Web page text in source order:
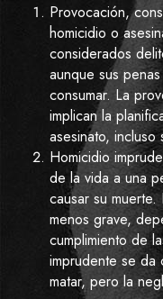
Provocación,
homicidio o
considerados
aunque sus
consumar. La
implican la
asesinato,
Homicidio
de la vida a una
causar su
menos grave,
cumplimiento de
imprudente se da
matar, pero la